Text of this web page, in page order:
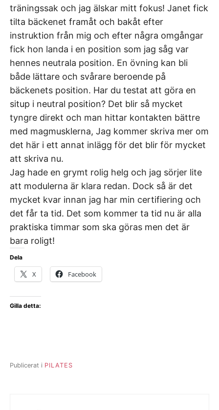
träningssak och jag älskar mitt fokus! Janet fick
tilta bäckenet framåt och bakåt efter
instruktion från mig och efter några omgångar
fick hon landa i en position som jag såg var
hennes neutrala position. En övning kan bli
både lättare och svårare beroende på
bäckenets position. Har du testat att göra en
situp i neutral position? Det blir så mycket
tyngre direkt och man hittar kontakten bättre
med magmusklerna, Jag kommer skriva mer om
det här i ett annat inlägg för det blir för mycket
att skriva nu.
Jag hade en grymt rolig helg och jag sörjer lite
att modulerna är klara redan. Dock så är det
mycket kvar innan jag har min certifiering och
det får ta tid. Det som kommer ta tid nu är alla
praktiska timmar som ska göras men det är
bara roligt!
Dela
X Facebook
Gilla detta:
Publicerat i PILATES